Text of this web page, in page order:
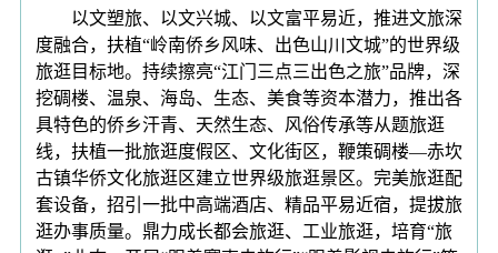
以文塑旅、以文兴城、以文富平易近，推进文旅深
度融合，扶植“岭南侨乡风味、出色山川文城”的世界级
旅逛目标地。持续擦亮“江门三点三出色之旅”品牌，深
挖碉楼、温泉、海岛、生态、美食等资本潜力，推出各
具特色的侨乡汗青、天然生态、风俗传承等从题旅逛
线，扶植一批旅逛度假区、文化街区，鞭策碉楼—赤坎
古镇华侨文化旅逛区建立世界级旅逛景区。完美旅逛配
套设备，招引一批中高端酒店、精品平易近宿，提拔旅
逛办事质量。鼎力成长都会旅逛、工业旅逛，培育“旅